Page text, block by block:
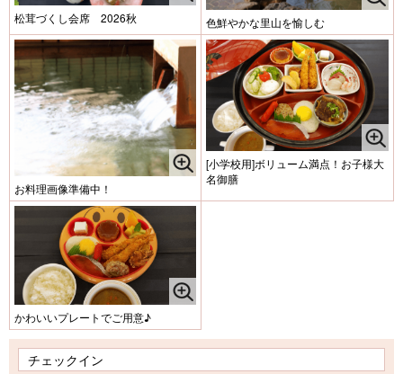
松茸づくし会席 2026秋 色鮮やかな里山を愉しむ
お料理画像準備中！
[小学校用]ボリューム満点！お子様大
名御膳
かわいいプレートでご用意♪
チェックイン